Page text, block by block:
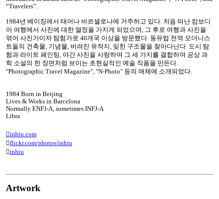
“Travelers”.
1984년 베이징에서 태어나 바르셀로나에 거주하고 있다. 처음 떠난 캄보디
아 여행에서 사진에 대한 열정을 가지게 되었으며, 그 후로 여행과 사진을
엮어 사진가이자 탐험가로 40개국 이상을 방문했다. 동유럽 전역 모더니스
트들의 건축물, 기념물, 버려진 유적지, 잊힌 구조물을 찾아다닌다. 도시 탐
험과 라이트 페인팅, 야간 사진을 사랑하며 그 세 가지를 결합하여 공상 과
학 소설의 한 장면처럼 보이는 초현실적인 예술 작품을 만든다.
"Photographic Travel Magazine", "N-Photo" 등의 매체에 소개되었다.
1984 Born in Beijing
Lives & Works in Barcelona
Normally ENFJ-A, sometimes INFJ-A
Libra
︎inhiu.com
︎flickr.com/photos/inhiu
︎inhiu
Artwork